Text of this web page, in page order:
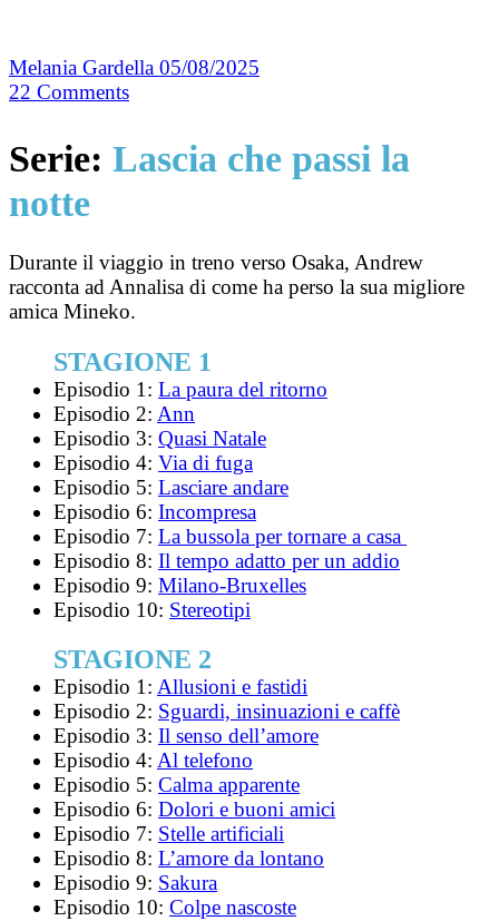
Melania Gardella 05/08/2025
22 Comments
Serie: Lascia che passi la
notte
Durante il viaggio in treno verso Osaka, Andrew
racconta ad Annalisa di come ha perso la sua migliore
amica Mineko.
STAGIONE 1
Episodio 1: La paura del ritorno
Episodio 2: Ann
Episodio 3: Quasi Natale
Episodio 4: Via di fuga
Episodio 5: Lasciare andare
Episodio 6: Incompresa
Episodio 7: La bussola per tornare a casa
Episodio 8: Il tempo adatto per un addio
Episodio 9: Milano-Bruxelles
Episodio 10: Stereotipi
STAGIONE 2
Episodio 1: Allusioni e fastidi
Episodio 2: Sguardi, insinuazioni e caffè
Episodio 3: Il senso dell’amore
Episodio 4: Al telefono
Episodio 5: Calma apparente
Episodio 6: Dolori e buoni amici
Episodio 7: Stelle artificiali
Episodio 8: L’amore da lontano
Episodio 9: Sakura
Episodio 10: Colpe nascoste